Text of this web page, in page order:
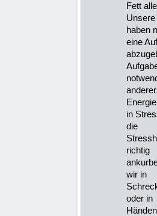
Fett
haben
eine
in
die
richtig
wir in
oder in